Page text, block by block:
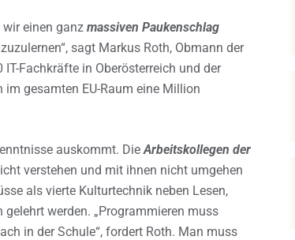
einen ganz massiven Paukenschlag
sagt Markus Roth, Obmann der
Fachkräfte in Oberösterreich und der
gesamten EU-Raum eine Million
auskommt. Die Arbeitskollegen der
verstehen und mit ihnen nicht umgehen
als vierte Kulturtechnik neben Lesen,
werden. „Programmieren muss
in der Schule“, fordert Roth. Man muss